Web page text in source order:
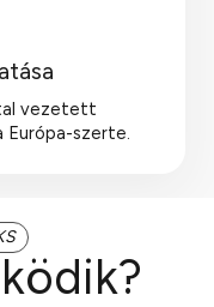
vezetett
Európa-szerte.